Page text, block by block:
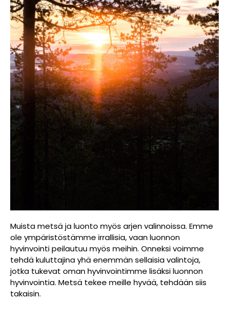
Muista metsä ja luonto myös arjen valinnoissa. Emme
ole ympäristöstämme irrallisia, vaan luonnon
hyvinvointi peilautuu myös meihin. Onneksi voimme
tehdä kuluttajina yhä enemmän sellaisia valintoja,
jotka tukevat oman hyvinvointimme lisäksi luonnon
hyvinvointia. Metsä tekee meille hyvää, tehdään siis
takaisin.